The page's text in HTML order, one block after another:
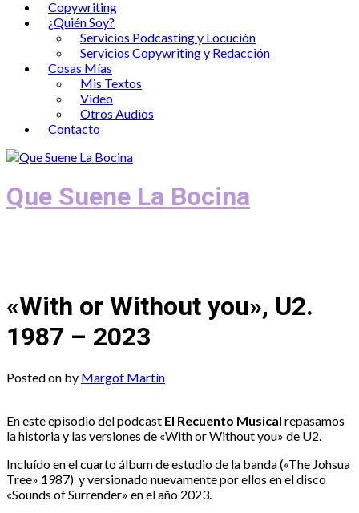
Copywriting
¿Quién Soy?
Servicios Podcasting y Locución
Servicios Copywriting y Redacción
Cosas Mías
Mis Textos
Video
Otros Audios
Contacto
Que Suene La Bocina
«With or Without you», U2.
1987 – 2023
Posted on by Margot Martín
En este episodio del podcast El Recuento Musical repasamos
la historia y las versiones de «With or Without you» de U2.
Incluído en el cuarto álbum de estudio de la banda («The Johsua
Tree» 1987) y versionado nuevamente por ellos en el disco
«Sounds of Surrender» en el año 2023.